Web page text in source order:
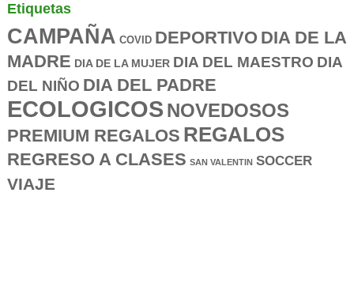
Etiquetas
CAMPAÑA COVID DEPORTIVO DIA DE LA
MADRE DIA DE LA MUJER DIA DEL MAESTRO DIA
DEL NIÑO DIA DEL PADRE
ECOLOGICOSNOVEDOSOS
PREMIUM REGALOS REGALOS
REGRESO A CLASES SAN VALENTIN SOCCER
VIAJE